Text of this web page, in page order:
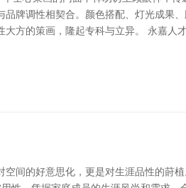
牌调性相契合。颜色搭配、灯光成果
方的策画，隆起专科与立异。 永嘉人
间的好意思化，更是对生涯品性的莳